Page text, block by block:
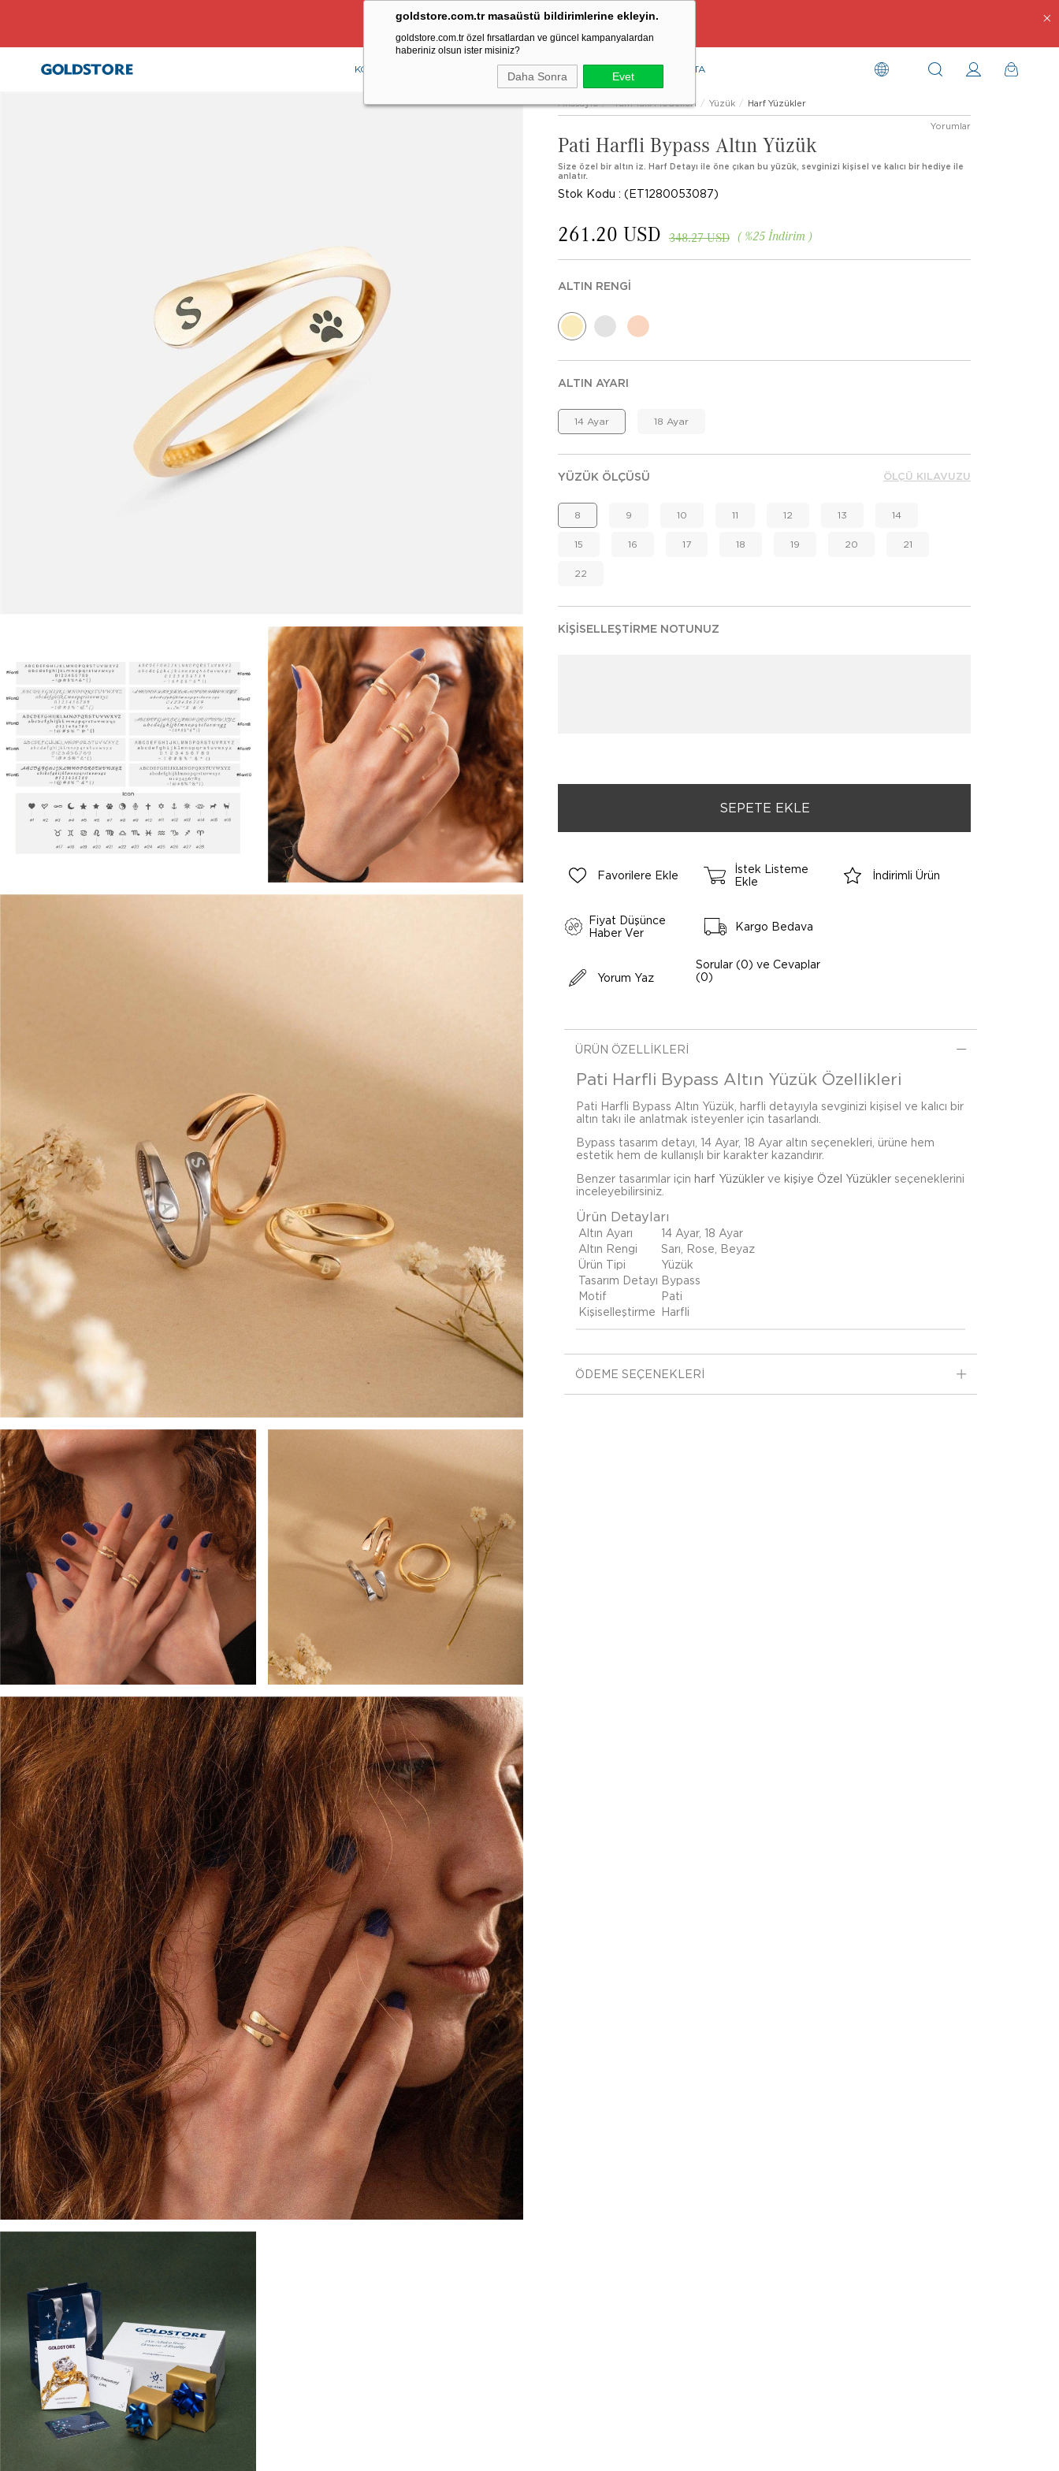
goldstore.com.tr masaüstü bildirimlerine ekleyin.
goldstore.com.tr özel fırsatlardan ve güncel kampanyalardan
haberiniz olsun ister misiniz?
Daha Sonra Evet
Ücretsiz Aynı Gün Kargo Fırsatı
KOLYE BİLEKLİK RENKLİ TAŞLAR PIRLANTA
Anasayfa Tüm Takı Modelleri Yüzük Harf Yüzükler
Pati Harfli Bypass Altın Yüzük
Yorumlar
Size özel bir altın iz. Harf Detayı ile öne çıkan bu yüzük, sevginizi kişisel ve kalıcı bir hediye ile
anlatır.
Stok Kodu (ET1280053087)
%25 İndirim
348.27 USD
261.20 USD
ALTIN RENGI
ALTIN AYARI
14 Ayar 18 Ayar
YÜZÜK ÖLÇÜSÜ
8 9 10 11 12 13 14
15 16 17 18 19 20 21
22
ÖLÇÜ KILAVUZU
KIŞISELLEŞTIRME NOTUNUZ
Favorilere Ekle
İstek Listeme
Ekle
İndirimli Ürün
Fiyat Düşünce
Haber Ver
Kargo Bedava
Yorum Yaz
Sorular (0) ve Cevaplar
(0)
ÜRÜN ÖZELLIKLERI
Pati Harfli Bypass Altın Yüzük Özellikleri
Pati Harfli Bypass Altın Yüzük, harfli detayıyla sevginizi kişisel ve kalıcı bir
altın takı ile anlatmak isteyenler için tasarlandı.
Bypass tasarım detayı, 14 Ayar, 18 Ayar altın seçenekleri, ürüne hem
estetik hem de kullanışlı bir karakter kazandırır.
Benzer tasarımlar için harf Yüzükler ve kişiye Özel Yüzükler seçeneklerini
inceleyebilirsiniz.
Ürün Detayları
Altın Ayarı
14 Ayar, 18 Ayar
Altın Rengi
Sarı, Rose, Beyaz
Ürün Tipi
Yüzük
Tasarım Detayı Bypass
Motif
Pati
Kişiselleştirme
Harfli
ÖDEME SEÇENEKLERI